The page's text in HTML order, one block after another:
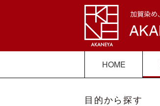
HOME
目的から探す